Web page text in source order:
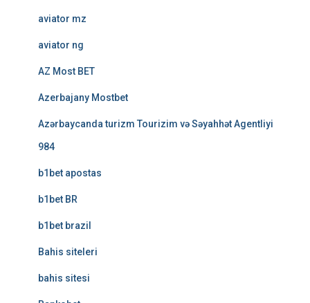
aviator mz
aviator ng
AZ Most BET
Azerbajany Mostbet
Azərbaycanda turizm Tourizim və Səyahhət Agentliyi
984
b1bet apostas
b1bet BR
b1bet brazil
Bahis siteleri
bahis sitesi